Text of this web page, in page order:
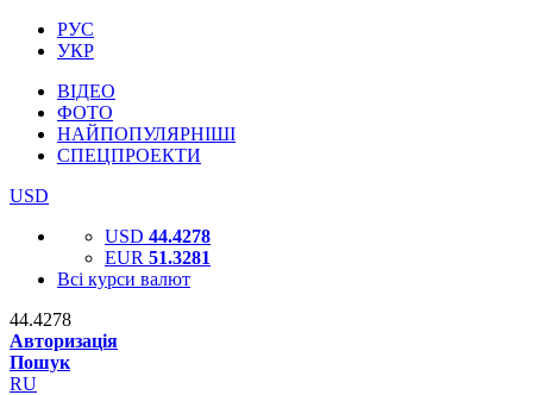
РУС
УКР
ВІДЕО
ФОТО
НАЙПОПУЛЯРНІШІ
СПЕЦПРОЕКТИ
USD
USD 44.4278
EUR 51.3281
Всі курси валют
44.4278
Авторизація
Пошук
RU